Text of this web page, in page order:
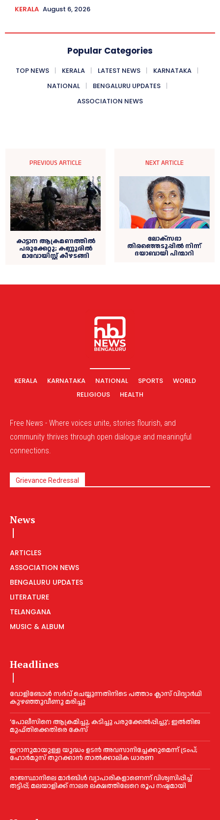
KERALA August 6, 2026
Popular Categories
TOP NEWS KERALA LATEST NEWS
KARNATAKA
NATIONAL
BENGALURU UPDATES
ASSOCIATION NEWS
PREVIOUS ARTICLE
കാട്ടാന ആക്രമണത്തില്‍
പരുക്കേറ്റു; കണ്ണൂരില്‍
മാവോയിസ്റ്റ് കീഴടങ്ങി
NEXT ARTICLE
ലോക്‌സഭാ
തിരഞ്ഞെടുപ്പില്‍ നിന്ന്
ദയാബായി പിന്മാറി
KERALA KARNATAKA NATIONAL SPORTS
WORLD
RELIGIOUS
HEALTH
Free News - Where voices unite, stories flourish, and
community thrives through open dialogue and meaningful
connections.
Grievance Redressal
News
ARTICLES
ASSOCIATION NEWS
BENGALURU UPDATES
LITERATURE
TELANGANA
MUSIC & ALBUM
Headlines
വോളിബോൾ സർവ് ചെയ്യുന്നതിനിടെ പത്താം ക്ലാസ് വിദ്യാർഥി
കുഴഞ്ഞുവീണു മരിച്ചു
‘പോലീസിനെ ആക്രമിച്ചു, കടിച്ചു പരുക്കേല്‍പ്പിച്ചു’; ഇല്‍തിജ
മുഫ്തിക്കെതിരെ കേസ്
ഇറാനുമായുള്ള യുദ്ധം ഉടൻ അവസാനിച്ചേക്കുമെന്ന് ട്രംപ്;
ഹോർമുസ് തുറക്കാൻ താൽക്കാലിക ധാരണ
രാജസ്ഥാനിലെ മാർബിൾ വ്യാപാരികളാണെന്ന് വിശ്വസിപ്പിച്ച്
തട്ടിപ്പ്; മലയാളിക്ക് നാലര ലക്ഷത്തിലേറെ രൂപ നഷ്ടമായി